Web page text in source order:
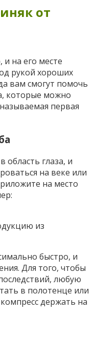
от
и на его месте
рукой хороших
вам смогут помочь
которые можно
первая
глаза, и
на веке или
на место
из
быстро, и
Для того, чтобы
любую
в полотенце или
держать на